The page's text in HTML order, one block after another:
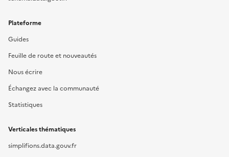
Plateforme
Guides
Feuille de route et nouveautés
Nous écrire
Échangez avec la communauté
Statistiques
Verticales thématiques
simplifions.data.gouv.fr